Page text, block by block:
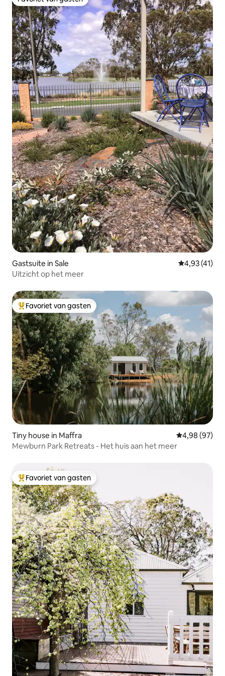
Favoriet van gasten
Gastsuite in Sale Gemiddelde
4,93 (41)
Uitzicht op het meer
Topfavoriet van gasten
Favoriet van gasten
Tiny house in Maffra Gemiddelde
4,98 (97)
Mewburn Park Retreats - Het huis aan het meer
Topfavoriet van gasten
Favoriet van gasten